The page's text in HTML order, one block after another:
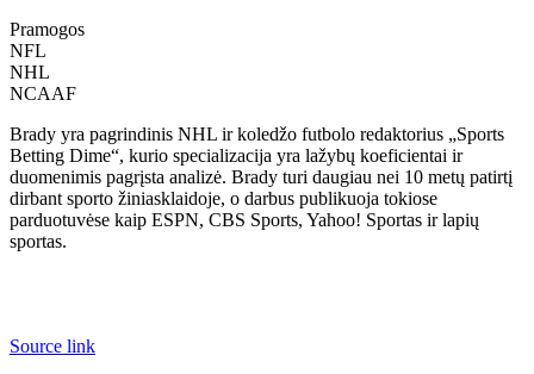
Pramogos
NFL
NHL
NCAAF
Brady yra pagrindinis NHL ir koledžo futbolo redaktorius „Sports
Betting Dime“, kurio specializacija yra lažybų koeficientai ir
duomenimis pagrįsta analizė. Brady turi daugiau nei 10 metų patirtį
dirbant sporto žiniasklaidoje, o darbus publikuoja tokiose
parduotuvėse kaip ESPN, CBS Sports, Yahoo! Sportas ir lapių
sportas.
Source link